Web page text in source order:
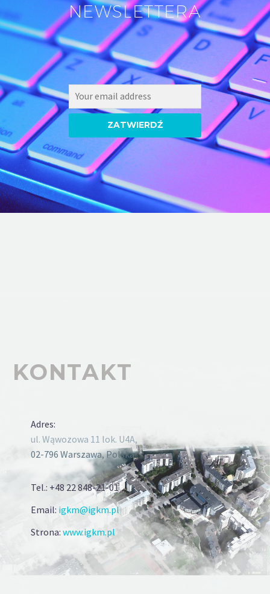
NEWSLETTERA
ZATWIERDŹ
KONTAKT
Adres:
ul. Wąwozowa 11 lok. U4A,
02-796 Warszawa, Polska
Tel.: +48 22 848-21-01
Email: igkm@igkm.pl
Strona: www.igkm.pl